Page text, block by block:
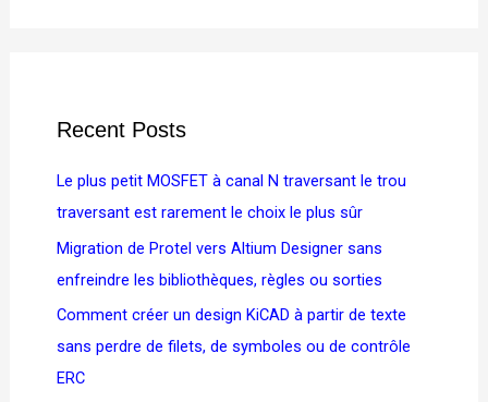
Recent Posts
Le plus petit MOSFET à canal N traversant le trou
traversant est rarement le choix le plus sûr
Migration de Protel vers Altium Designer sans
enfreindre les bibliothèques, règles ou sorties
Comment créer un design KiCAD à partir de texte
sans perdre de filets, de symboles ou de contrôle
ERC